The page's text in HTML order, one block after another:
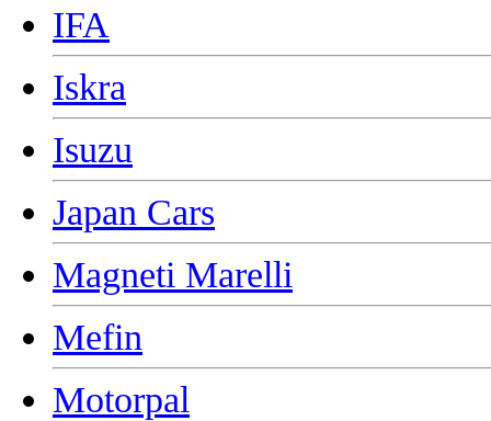
IFA
Iskra
Isuzu
Japan Cars
Magneti Marelli
Mefin
Motorpal